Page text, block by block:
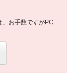
、お手数ですがPC